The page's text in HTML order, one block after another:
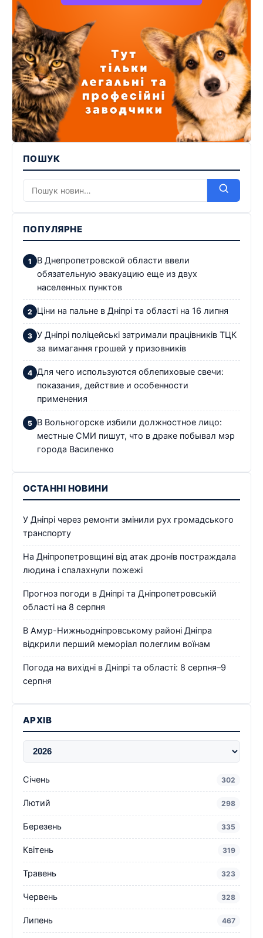
ПОШУК
ПОПУЛЯРНЕ
В Днепропетровской области ввели
обязательную эвакуацию еще из двух
населенных пунктов
Ціни на пальне в Дніпрі та області на 16 липня
У Дніпрі поліцейські затримали працівників ТЦК
за вимагання грошей у призовників
Для чего используются облепиховые свечи:
показания, действие и особенности
применения
В Вольногорске избили должностное лицо:
местные СМИ пишут, что в драке побывал мэр
города Василенко
ОСТАННІ НОВИНИ
У Дніпрі через ремонти змінили рух громадського
транспорту
На Дніпропетровщині від атак дронів постраждала
людина і спалахнули пожежі
Прогноз погоди в Дніпрі та Дніпропетровській
області на 8 серпня
В Амур-Нижньодніпровському районі Дніпра
відкрили перший меморіал полеглим воїнам
Погода на вихідні в Дніпрі та області: 8 серпня–9
серпня
АРХІВ
Січень 302
Лютий 298
Березень 335
Квітень 319
Травень 323
Червень 328
Липень 467